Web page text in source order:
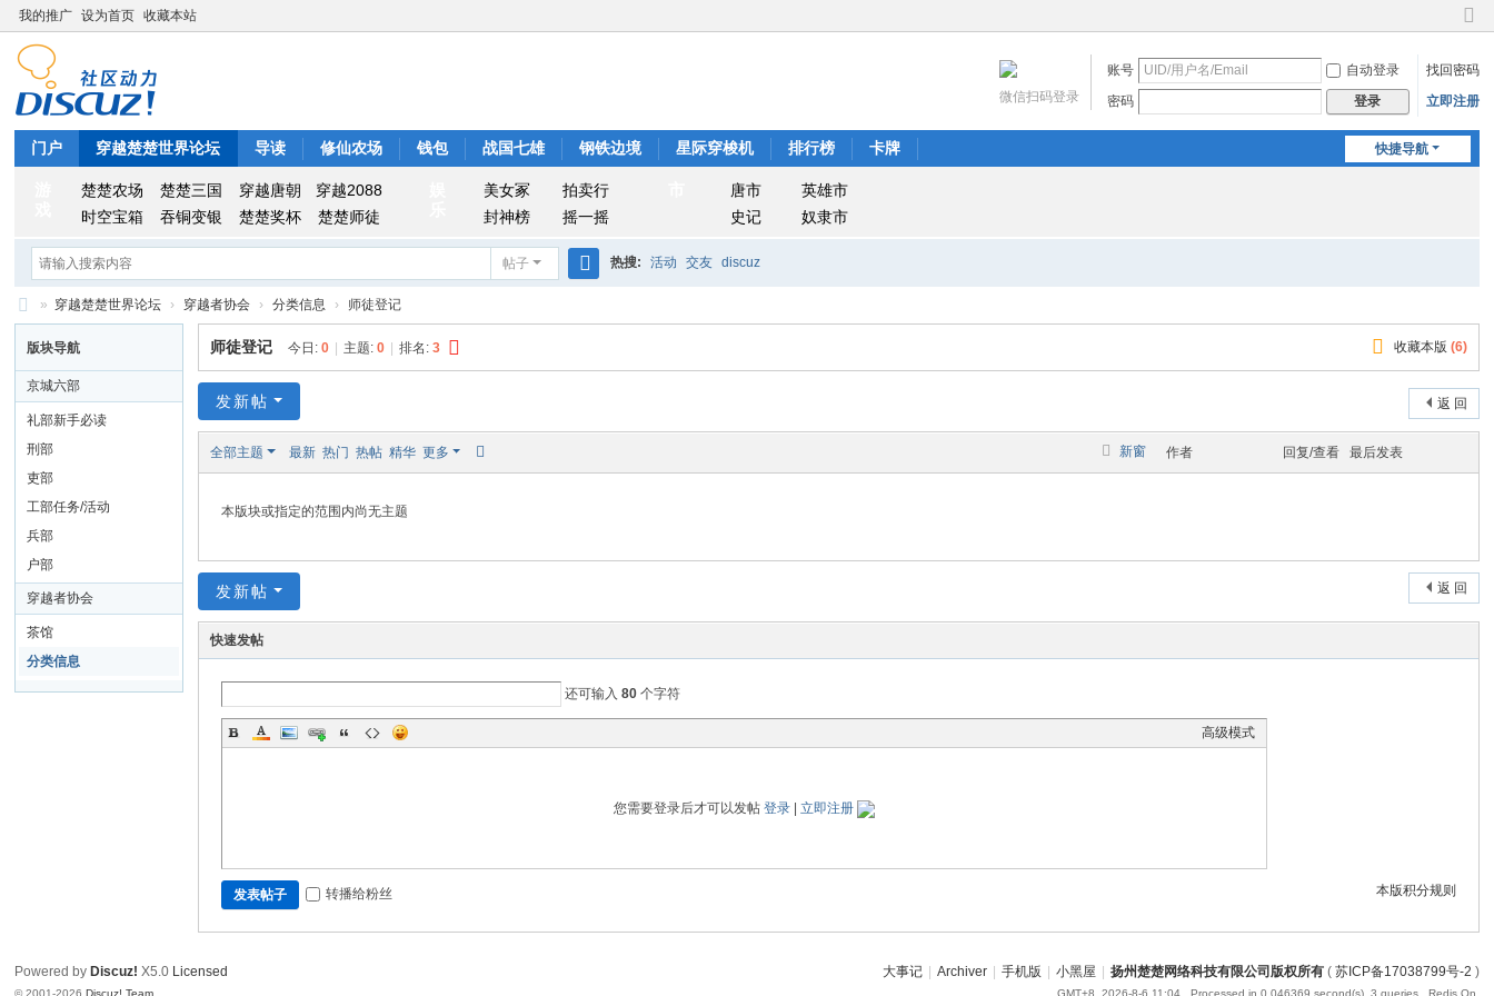
我的推广 设为首页 收藏本站
切
到
窄
账号 自动登录
找回密码
密码
登录 立即注册
微信扫码登录
快捷导航
门户 穿越楚楚世界论坛 导读 修仙农场 钱包 战国七雄 钢铁边境 星际穿梭机 排行榜 卡牌
楚楚农场 楚楚三国 穿越唐朝
穿越2088
时空宝箱
吞铜变银 楚楚奖杯 楚楚师徒
美女冢
拍卖行
封神榜
摇一摇
唐市
英雄市
史记
奴隶市
帖子
索
热搜: 活动 交友 discuz
穿
越
楚
界
楚
楚
集
团
» 穿越楚楚世界论坛 › 穿越者协会 › 分类信息 › 师徒登记
版块导航
京城六部
礼部新手必读
刑部
吏部
工部任务/活动
兵部
户部
穿越者协会
茶馆
分类信息
收藏本版 (6)
师徒登记 今日:0 主题:0 排名:3
返 回
发新帖
新窗
全部主题 最新 热门 热帖 精华 更多 作者 回复/查看 最后发表
本版块或指定的范围内尚无主题
返 回
发新帖
快速发帖
还可输入80 个字符
高级模式
您需要登录后才可以发帖 登录| 立即注册
本版积分规则
发表帖子 转播给粉丝
大事记 Archiver 手机版 小黑屋 扬州楚楚网络科技有限公司版权所有( 苏ICP备17038799号-2 )
GMT+8, 2026-8-6 11:04, Processed in 0.046369 second(s), 3 queries , Redis On.
Powered by Discuz! X5.0 Licensed
© 2001-2026Discuz! Team